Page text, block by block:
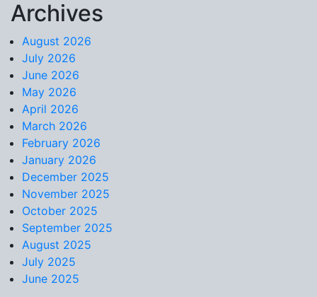
Skip to content
Archives
August 2026
July 2026
June 2026
May 2026
April 2026
March 2026
February 2026
January 2026
December 2025
November 2025
October 2025
September 2025
August 2025
July 2025
June 2025